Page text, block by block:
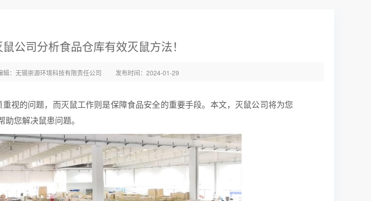
鼠公司分析食品仓库有效灭鼠方法！
辑：无锡崇源环境科技有限责任公司 发布时间：2024-01-29
视的问题，而灭鼠工作则是保障食品安全的重要手段。本文， 灭鼠公司将为您
您解决鼠患问题。